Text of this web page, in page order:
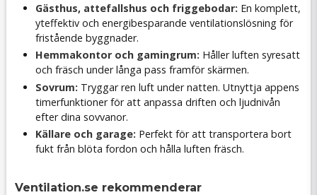
Gästhus, attefallshus och friggebodar: En komplett,
yteffektiv och energibesparande ventilationslösning för
fristående byggnader.
Hemmakontor och gamingrum: Håller luften syresatt
och fräsch under långa pass framför skärmen.
Sovrum: Tryggar ren luft under natten. Utnyttja appens
timerfunktioner för att anpassa driften och ljudnivån
efter dina sovvanor.
Källare och garage: Perfekt för att transportera bort
fukt från blöta fordon och hålla luften fräsch.
Ventilation.se rekommenderar